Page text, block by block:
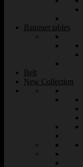
Banquet tables
Belt
New Collection